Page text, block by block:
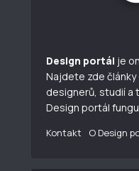
Design portál je
Najdete zde
designerů, studií a
Design portál
Kontakt O Design